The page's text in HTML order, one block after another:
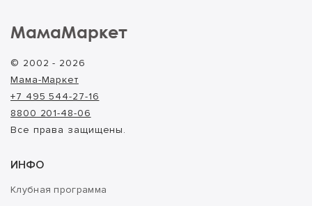
МамаМаркет
© 2002 - 2026
Мама-Маркет
+7 495 544-27-16
8800 201-48-06
Все права защищены.
ИНФО
Клубная программа